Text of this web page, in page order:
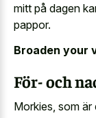
mitt på dagen
pappor.
Broaden your
För- och
Morkies, som är